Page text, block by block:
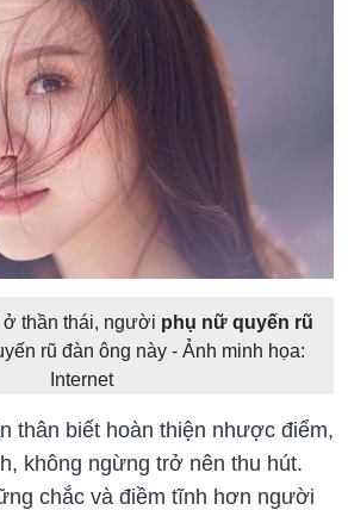
thần thái, người phụ nữ quyến rũ
rũ đàn ông này - Ảnh minh họa:
Internet
thân biết hoàn thiện nhược điểm,
không ngừng trở nên thu hút.
chắc và điềm tĩnh hơn người